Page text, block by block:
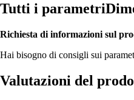
Tutti i parametri
Richiesta di informazioni sul
Hai bisogno di consigli sui
Valutazioni del